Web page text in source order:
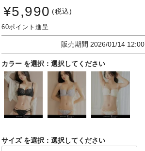
¥5,990 税込
60
販売期間 2026/01/14 12:00
カラー 選択してください
サイズ
選択してください